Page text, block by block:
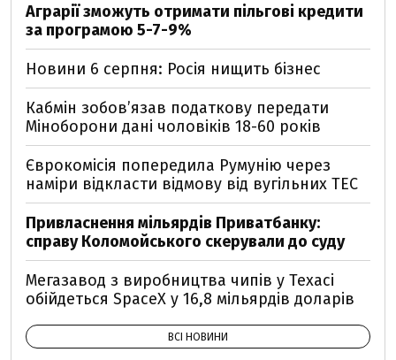
Аграрії зможуть отримати пільгові кредити
за програмою 5-7-9%
Новини 6 серпня: Росія нищить бізнес
Кабмін зобовʼязав податкову передати
Міноборони дані чоловіків 18-60 років
Єврокомісія попередила Румунію через
наміри відкласти відмову від вугільних ТЕС
Привласнення мільярдів Приватбанку:
справу Коломойського скерували до суду
Мегазавод з виробництва чипів у Техасі
обійдеться SpaceX у 16,8 мільярдів доларів
ВСІ НОВИНИ